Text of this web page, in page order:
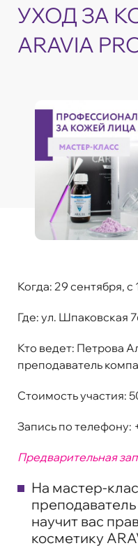
УХОД ЗА
ARAVIA
Когда: 29 сентября, с
Где: ул. Шпаковская
Кто ведет: Петрова
преподаватель
Стоимость участия:
Запись по телефону:
Предварительная
На мастер-
научит вас
косметику